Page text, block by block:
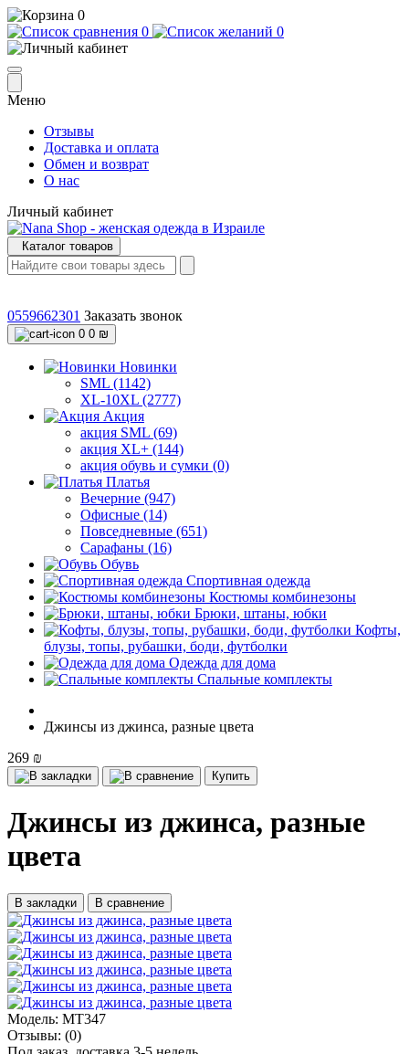
0
0
0
Меню
Отзывы
Доставка и оплата
Обмен и возврат
О нас
Личный кабинет
Каталог товаров
0559662301 Заказать звонок
0 0 ₪
Новинки
SML (1142)
XL-10XL (2777)
Акция
акция SML (69)
акция XL+ (144)
акция обувь и сумки (0)
Платья
Вечерние (947)
Офисные (14)
Повседневные (651)
Сарафаны (16)
Обувь
Спортивная одежда
Костюмы комбинезоны
Брюки, штаны, юбки
Кофты,
блузы, топы, рубашки, боди, футболки
Одежда для дома
Спальные комплекты
Джинсы из джинса, разные цвета
269 ₪
Купить
Джинсы из джинса, разные
цвета
В закладки В сравнение
Модель: MT347
Отзывы: (0)